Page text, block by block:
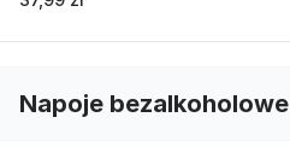
Napoje bezalkoholowe